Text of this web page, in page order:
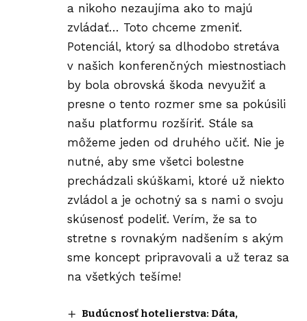
a nikoho nezaujíma ako to majú
zvládať… Toto chceme zmeniť.
Potenciál, ktorý sa dlhodobo stretáva
v našich konferenčných miestnostiach
by bola obrovská škoda nevyužiť a
presne o tento rozmer sme sa pokúsili
našu platformu rozšíriť. Stále sa
môžeme jeden od druhého učiť. Nie je
nutné, aby sme všetci bolestne
prechádzali skúškami, ktoré už niekto
zvládol a je ochotný sa s nami o svoju
skúsenosť podeliť. Verím, že sa to
stretne s rovnakým nadšením s akým
sme koncept pripravovali a už teraz sa
na všetkých tešíme!
Budúcnosť hotelierstva: Dáta,